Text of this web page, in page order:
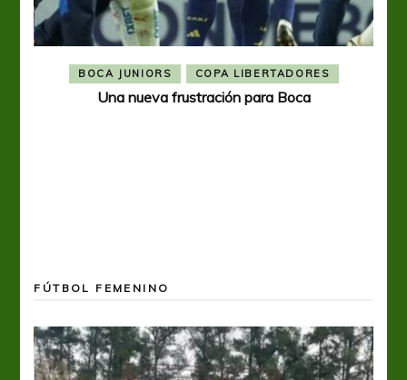
BOCA JUNIORS COPA LIBERTADORES
Una nueva frustración para Boca
FÚTBOL FEMENINO